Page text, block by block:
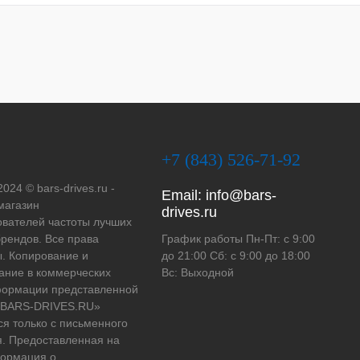
© bars-drives.ru -
частоты лучших
Все права
Копирование и
в коммерческих
представленной
DRIVES.RU»
только с письменного
Предоставленная на
о
+7 (843) 526-71-92
Email: info@bars-
drives.ru
График работы Пн-Пт: с 9:00
до 21:00 Сб: с 9:00 до 18:00
Вс: Выходной